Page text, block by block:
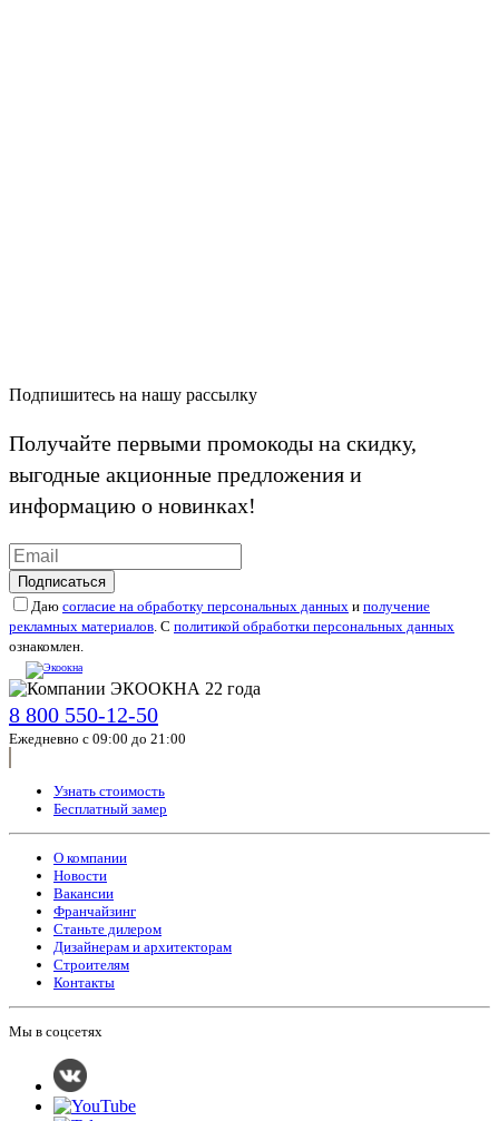
Подпишитесь на нашу рассылку
Получайте первыми промокоды на скидку,
выгодные акционные предложения и
информацию о новинках!
Подписаться
Даю согласие на обработку персональных данных и получение
рекламных материалов. С политикой обработки персональных данных
ознакомлен.
8 800 550-12-50
Ежедневно с 09:00 до 21:00
Узнать стоимость
Бесплатный замер
О компании
Новости
Вакансии
Франчайзинг
Станьте дилером
Дизайнерам и архитекторам
Строителям
Контакты
Мы в соцсетях